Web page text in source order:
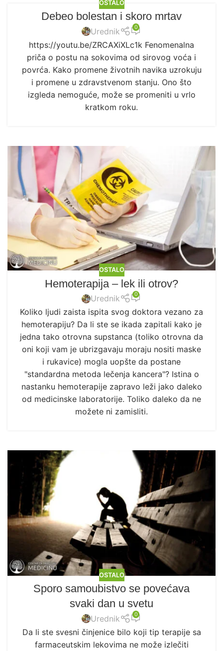
OSTALO
Debeo bolestan i skoro mrtav
Urednik 0
https://youtu.be/ZRCAXiXLc1k Fenomenalna
priča o postu na sokovima od sirovog voća i
povrća. Kako promene životnih navika uzrokuju
i promene u zdravstvenom stanju. Ono što
izgleda nemoguće, može se promeniti u vrlo
kratkom roku.
OSTALO
Hemoterapija – lek ili otrov?
Urednik 0
Koliko ljudi zaista ispita svog doktora vezano za
hemoterapiju? Da li ste se ikada zapitali kako je
jedna tako otrovna supstanca (toliko otrovna da
oni koji vam je ubrizgavaju moraju nositi maske
i rukavice) mogla uopšte da postane
"standardna metoda lečenja kancera"? Istina o
nastanku hemoterapije zapravo leži jako daleko
od medicinske laboratorije. Toliko daleko da ne
možete ni zamisliti.
OSTALO
Sporo samoubistvo se povećava
svaki dan u svetu
Urednik 0
Da li ste svesni činjenice bilo koji tip terapije sa
farmaceutskim lekovima ne može izlečiti